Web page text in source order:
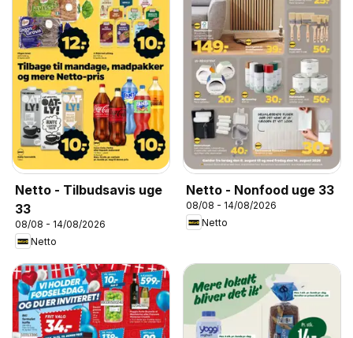
Netto - Tilbudsavis uge
33
08/08 - 14/08/2026
Netto
Netto - Nonfood uge 33
08/08 - 14/08/2026
Netto